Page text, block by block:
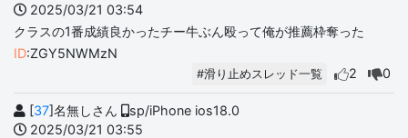
2025/03/21 03:54
クラスの1番成績良かったチー牛ぶん殴って俺が推薦枠奪った
ID:ZGY5NWMzN
#滑り止めスレッド一覧 2 0
[37]名無しさん
sp/iPhone ios18.0
2025/03/21 03:55